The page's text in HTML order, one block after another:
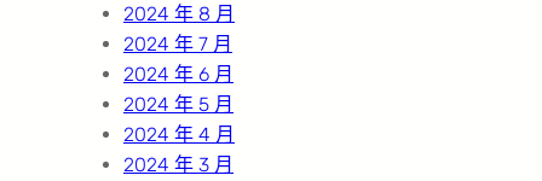
2024 年 8 月
2024 年 7 月
2024 年 6 月
2024 年 5 月
2024 年 4 月
2024 年 3 月